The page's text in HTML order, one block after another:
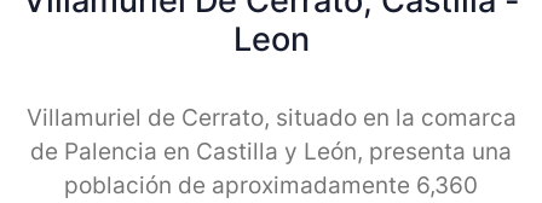
Leon
Villamuriel de Cerrato, situado en la comarca
de Palencia en Castilla y León, presenta una
población de aproximadamente 6,360